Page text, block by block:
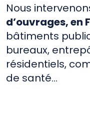
Nous
d’ouvrages,
bâtiments
bureaux,
résidentiels,
de santé…